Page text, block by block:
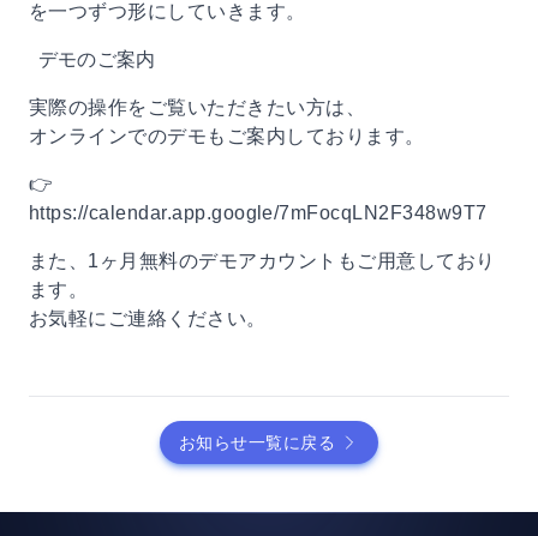
を一つずつ形にしていきます。
デモのご案内
実際の操作をご覧いただきたい方は、
オンラインでのデモもご案内しております。
👉
https://calendar.app.google/7mFocqLN2F348w9T7
また、1ヶ月無料のデモアカウントもご用意しており
ます。
お気軽にご連絡ください。
お知らせ一覧に戻る